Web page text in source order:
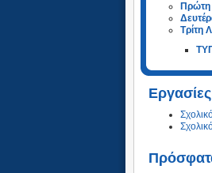
Πρώτη
Τρίτη
Εργασίες